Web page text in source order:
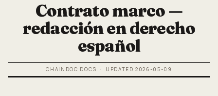
Contrato marco —
redacción en derecho
español
CHAINDOC DOCS · UPDATED2026-05-09